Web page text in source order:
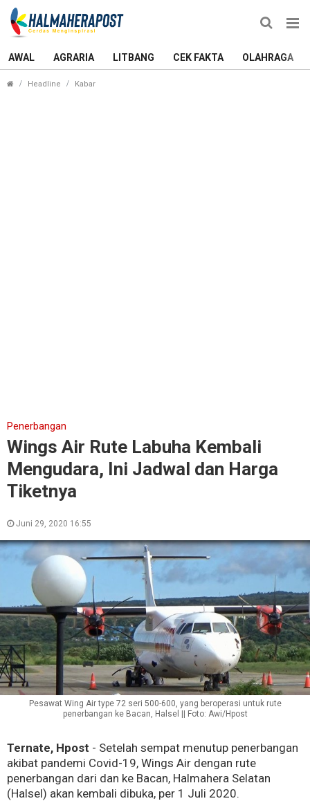
AWAL AGRARIA LITBANG CEK FAKTA OLAHRAGA
Headline Kabar
Penerbangan
Wings Air Rute Labuha Kembali
Mengudara, Ini Jadwal dan Harga
Tiketnya
Juni 29, 2020 16:55
Pesawat Wing Air type 72 seri 500-600, yang beroperasi untuk rute
penerbangan ke Bacan, Halsel || Foto: Awi/Hpost
Ternate, Hpost - Setelah sempat menutup penerbangan
akibat pandemi Covid-19, Wings Air dengan rute
penerbangan dari dan ke Bacan, Halmahera Selatan
(Halsel) akan kembali dibuka, per 1 Juli 2020.